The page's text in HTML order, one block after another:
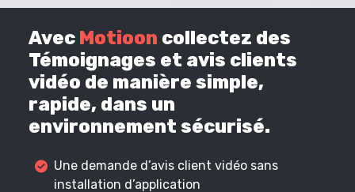
Avec Motioon collectez des
Témoignages et avis clients
vidéo de manière simple,
rapide, dans un
environnement sécurisé.
Une demande d’avis client vidéo sans
installation d’application